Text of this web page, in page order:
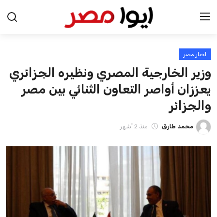
الرئيسية
اخبار مصر
عرب وعالم
اقتصاد
فن وثقافة
اخبار مصر
وزير الخارجية المصري ونظيره الجزائري
يعززان أواصر التعاون الثنائي بين مصر
والجزائر
محمد طارق منذ 2 أشهر